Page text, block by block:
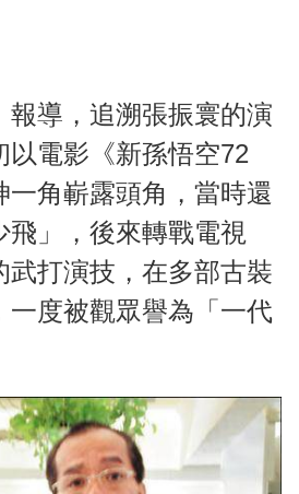
報導，追溯張振寰的演
以電影《新孫悟空72
一角嶄露頭角，當時還
飛」，後來轉戰電視
武打演技，在多部古裝
一度被觀眾譽為「一代